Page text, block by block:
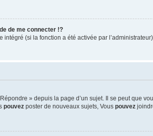
de me connecter !?
(si la fonction a été activée par
» depuis la page d’un sujet. Il se peut que
pouvez poster de nouveaux sujets, Vous pouvez